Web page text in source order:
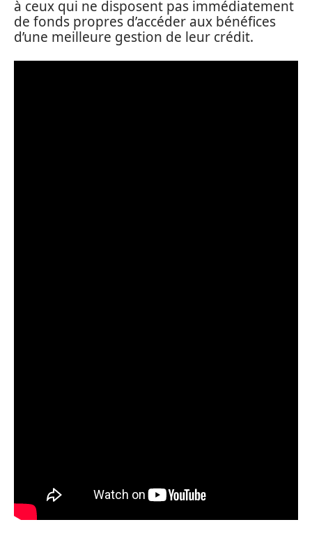
à ceux qui ne disposent pas immédiatement
de fonds propres d’accéder aux bénéfices
d’une meilleure gestion de leur crédit.